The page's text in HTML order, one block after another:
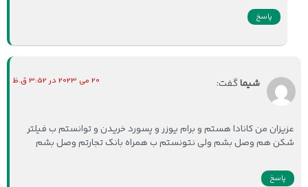
پاسخ
شیماگفت: 20 می 2023 در 3:52 ق.ظ
عزیزان من کانادا هستم و برام یوزر و پسورد خریدن و توانستم ب فیلتر
شکن هم وصل بشم ولی نتونستم ب همراه بانک تجارتم وصل بشم
پاسخ